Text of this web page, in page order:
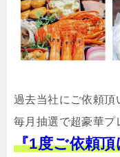
過去当社にご依頼頂
毎月抽選で超豪華プ
『1度ご依頼